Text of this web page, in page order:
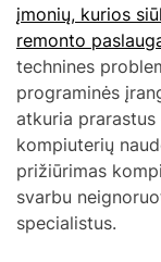
įmonių, kurios
remonto
technines
programinės
atkuria
kompiuterių
prižiūrimas
svarbu
specialistus.